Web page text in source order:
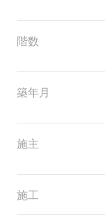
階数
築年月
施主
施工